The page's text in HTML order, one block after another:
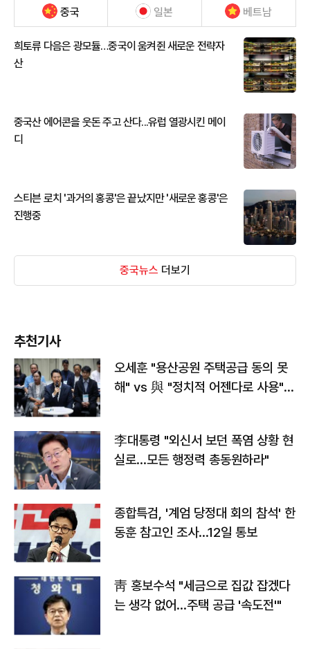
중국 일본 베트남
희토류 다음은 광모듈…중국이 움켜쥔 새로운 전략자
산
중국산 에어콘을 웃돈 주고 산다...유럽 열광시킨 메이
디
스티븐 로치 '과거의 홍콩'은 끝났지만 '새로운 홍콩'은
진행중
중국뉴스 더보기
추천기사
오세훈 "용산공원 주택공급 동의 못
해" vs 與 "정치적 어젠다로 사용"
李대통령 "외신서 보던 폭염 상황 현
실로…모든 행정력 총동원하라"
종합특검, '계엄 당정대 회의 참석' 한
동훈 참고인 조사...12일 통보
靑 홍보수석 "세금으로 집값 잡겠다
는 생각 없어…주택 공급 '속도전'"